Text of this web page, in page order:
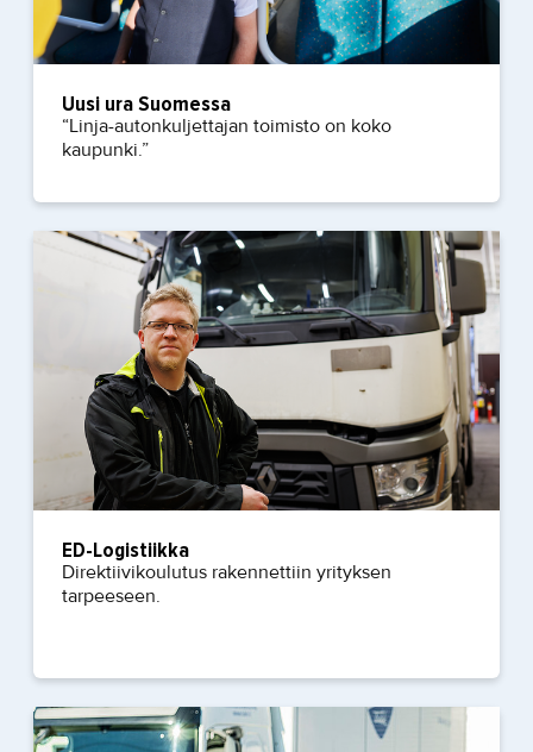
Uusi ura Suomessa
“Linja-autonkuljettajan toimisto on koko
kaupunki.”
ED-Logistiikka
Direktiivikoulutus rakennettiin yrityksen
tarpeeseen.